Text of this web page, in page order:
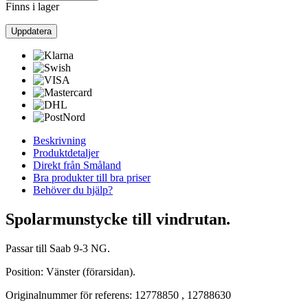
Finns i lager
Beskrivning
Produktdetaljer
Direkt från Småland
Bra produkter till bra priser
Behöver du hjälp?
Spolarmunstycke till vindrutan.
Passar till Saab 9-3 NG.
Position: Vänster (förarsidan).
Originalnummer för referens: 12778850 , 12788630